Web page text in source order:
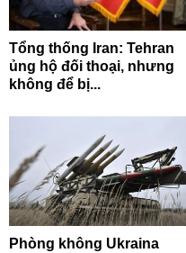
Tổng thống Iran: Tehran
ủng hộ đối thoại, nhưng
không để bị...
Phòng không Ukraina